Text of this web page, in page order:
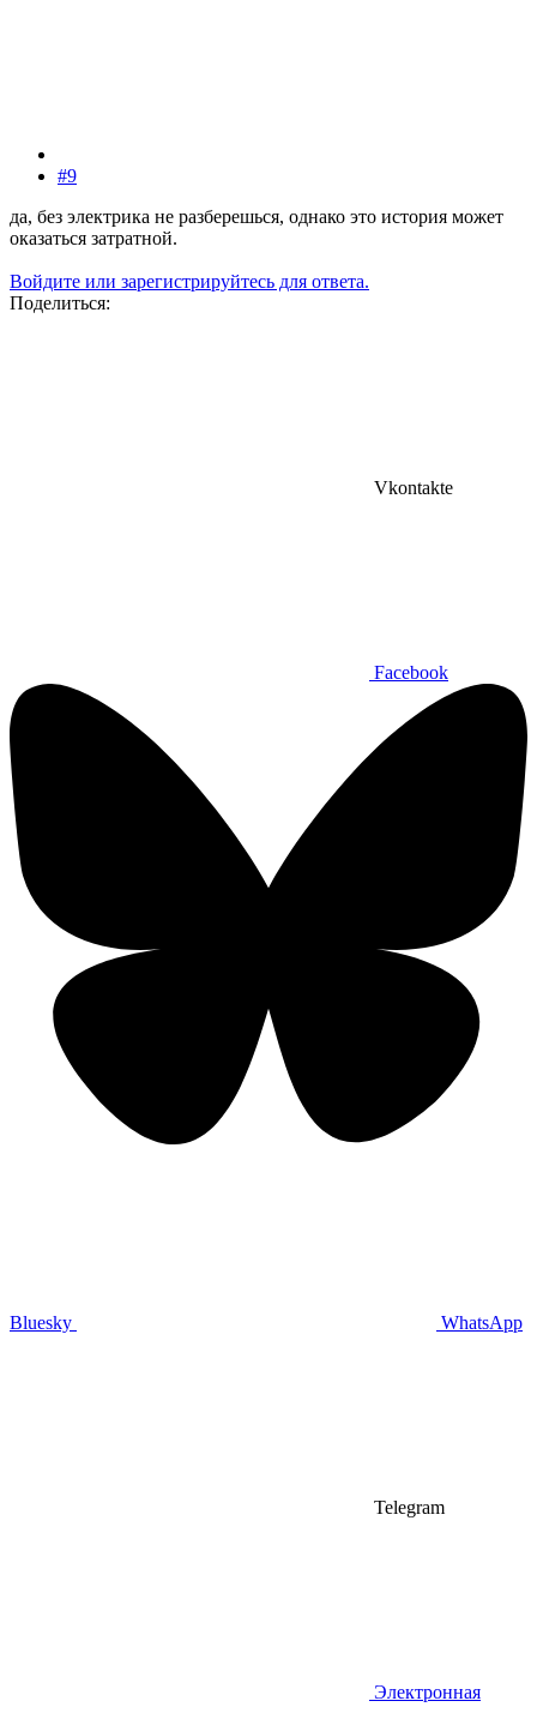
#9
да, без электрика не разберешься, однако это история может
оказаться затратной.
Войдите или зарегистрируйтесь для ответа.
Поделиться:
Vkontakte
Facebook
Bluesky WhatsApp
Telegram
Электронная